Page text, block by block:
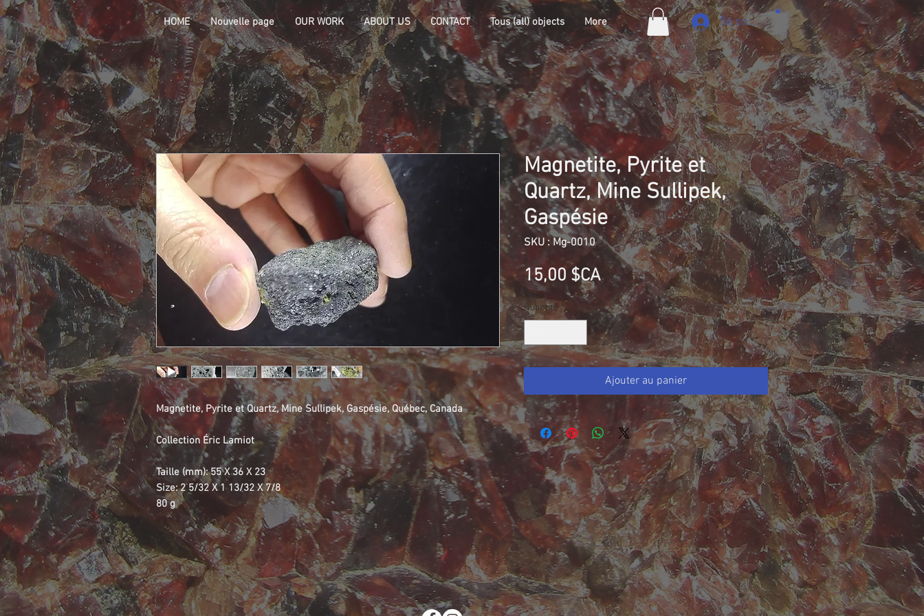
HOME Nouvelle page OUR WORK ABOUT US CONTACT Tous (all) objects More Se connecter
Magnetite, Pyrite et Quartz, Mine Sullipek, Gaspésie, Québec, Canada
Collection Éric Lamiot
Taille (mm): 55 X 36 X 23
Size: 2 5/32 X 1 13/32 X 7/8
80 g
Magnetite, Pyrite et
Quartz, Mine Sullipek,
Gaspésie
SKU : Mg-0010
15,00 $CAPrix
Quantité *
Ajouter au panier